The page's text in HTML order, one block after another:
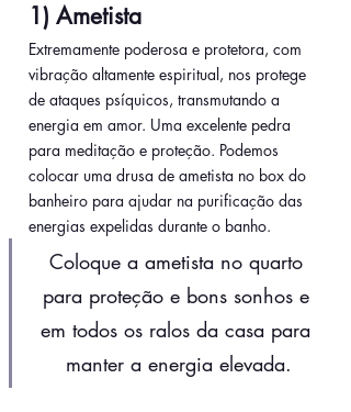
1) Ametista
Extremamente poderosa e protetora, com
vibração altamente espiritual, nos protege
de ataques psíquicos, transmutando a
energia em amor. Uma excelente pedra
para meditação e proteção. Podemos
colocar uma drusa de ametista no box do
banheiro para ajudar na purificação das
energias expelidas durante o banho.
Coloque a ametista no quarto
para proteção e bons sonhos e
em todos os ralos da casa para
manter a energia elevada.